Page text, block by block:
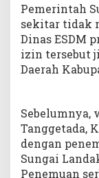
Pemerintah
sekitar tidak
Dinas ESDM
izin tersebut
Daerah
Sebelumnya,
Tanggetada,
dengan
Sungai
Penemuan